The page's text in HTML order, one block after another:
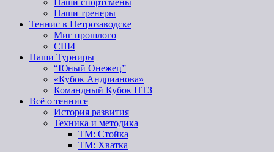
Наши тренеры
Теннис в Петрозаводске
Миг прошлого
СШ4
Наши Турниры
“Юный Онежец”
«Кубок Андрианова»
Командный Кубок ПТЗ
Всё о теннисе
История развития
Техника и методика
ТМ: Стойка
ТМ: Хватка